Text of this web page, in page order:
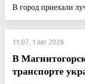
В город приехали
11:07, 1 авг 2026
В
транспорте